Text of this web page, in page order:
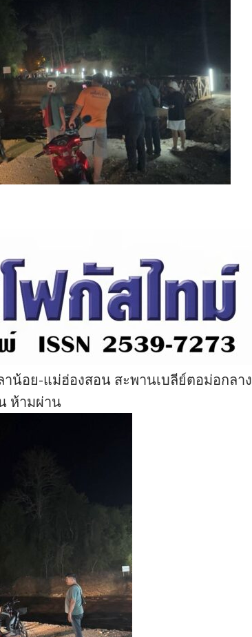
น้อย-แม่ฮ่องสอน สะพานเบลีย์ตอม่อกลาง
ห้ามผ่าน